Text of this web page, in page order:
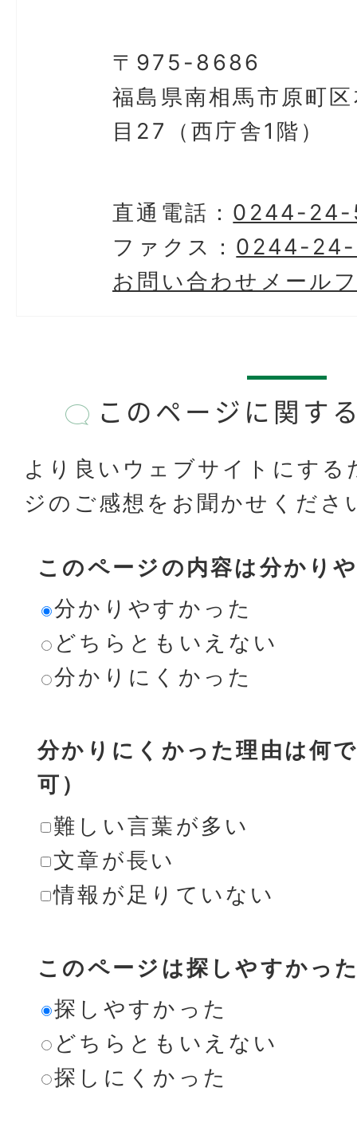
〒975-8686
福島県南相馬市原町
目27（西庁舎1階）
直通電話： 0244-24-
ファクス： 0244-
お問い合わせメール
このページに関す
より良いウェブサイトにする
ジのご感想をお聞かせくださ
このページの内容は分かり
分かりやすかった
どちらともいえない
分かりにくかった
分かりにくかった理由は何
可）
難しい言葉が多い
文章が長い
情報が足りていない
このページは探しやすかっ
探しやすかった
どちらともいえない
探しにくかった